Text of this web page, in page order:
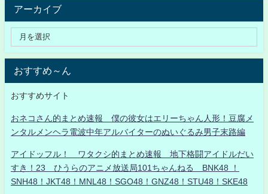
アーカイブ
おすすめ～ん
おすすめサイト
おネコさん的まとめ速報 僕の彼女はエリーちゃん人形！豆腐メ
ンタルメンヘラ電波中年アルバイターのぬいぐるみ男子末路編
アイドッフル！ ワタクシ的まとめ速報 地下格闘アイドルだい
すき！23 ひうらのアニメ放送局101ちゃんねる BNK48 ！
SNH48！JKT48！MNL48！SGO48！GNZ48！STU48！SKE48